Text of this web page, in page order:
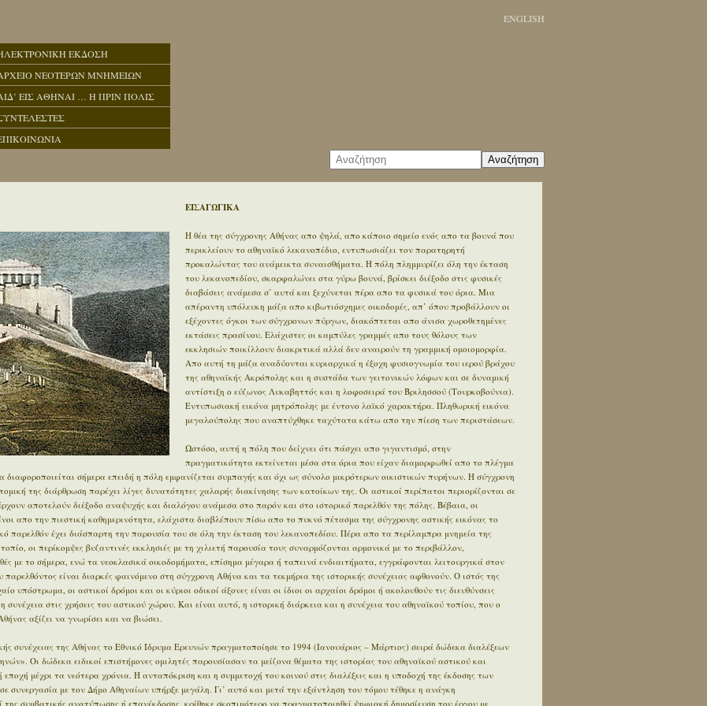
ENGLISH
ΕΚΔΟΣΗ
ΝΕΟΤΕΡΩΝ ΜΝΗΜΕΙΩΝ
ΕΙΣ ΑΘΗΝΑΙ … Η ΠΡΙΝ ΠΟΛΙΣ
Αναζήτηση
ΕΙΣΑΓΩΓΙΚΑ
Η θέα της σύγχρονης Αθήνας απο ψηλά, απο κάποιο σημείο ενός απο τα βουνά που
περικλείουν το αθηναϊκό λεκανοπέδιο, εντυπωσιάζει τον παρατηρητή
προκαλώντας του ανάμεικτα συναισθήματα. Η πόλη πλημμυρίζει όλη την έκταση
του λεκανοπεδίου, σκαρφαλώνει στα γύρω βουνά, βρίσκει διέξοδο στις φυσικές
διαβάσεις ανάμεσα σ’ αυτά και ξεχύνεται πέρα απο τα φυσικά του όρια. Μια
απέραντη υπόλευκη μάζα απο κιβωτιόσχημες οικοδομές, απ’ όπου προβάλλουν οι
εξέχοντες όγκοι των σύγχρονων πύργων, διακόπτεται απο άνισα χωροθετημένες
εκτάσεις πρασίνου. Ελάχιστες οι καμπύλες γραμμές απο τους θόλους των
εκκλησιών ποικίλλουν διακριτικά αλλά δεν αναιρούν τη γραμμική ομοιομορφία.
Απο αυτή τη μάζα αναδύονται κυριαρχικά η έξοχη φυσιογνωμία του ιερού βράχου
της αθηναϊκής Ακρόπολης και η συστάδα των γειτονικών λόφων και σε δυναμική
αντίστιξη ο εύζωνος Λυκαβηττός και η λοφοσειρά του Βριλησσού (Τουρκοβούνια).
Εντυπωσιακή εικόνα μητρόπολης με έντονο λαϊκό χαρακτήρα. Πληθωρική εικόνα
μεγαλούπολης που αναπτύχθηκε ταχύτατα κάτω απο την πίεση των περιστάσεων.
Ωστόσο, αυτή η πόλη που δείχνει ότι πάσχει απο γιγαντισμό, στην
πραγματικότητα εκτείνεται μέσα στα όρια που είχαν διαμορφωθεί απο το πλέγμα
σήμερα επειδή η πόλη εμφανίζεται συμπαγής και όχι ως σύνολο μικρότερων οικιστικών πυρήνων. Η σύγχρονη
της διάρθρωση παρέχει λίγες δυνατότητες χαλαρής διακίνησης των κατοίκων της. Οι αστικοί περίπατοι περιορίζονται σε
αποτελούν διέξοδο αναψυχής και διαλόγου ανάμεσα στο παρόν και στο ιστορικό παρελθόν της πόλης. Βέβαια, οι
απο την πιεστική καθημερινότητα, ελάχιστα διαβλέπουν πίσω απο το πυκνό πέτασμα της σύγχρονης αστικής εικόνας το
παρελθόν έχει διάσπαρτη την παρουσία του σε όλη την έκταση του λεκανοπεδίου. Πέρα απο τα περίλαμπρα μνημεία της
οι περίκομψες βυζαντινές εκκλησιές με τη χιλιετή παρουσία τους συναρμόζονται αρμονικά με το περιβάλλον,
με το σήμερα, ενώ τα νεοκλασικά οικοδομήματα, επίσημα μέγαρα ή ταπεινά ενδιαιτήματα, εγγράφονται λειτουργικά στον
είναι διαρκές φαινόμενο στη σύγχρονη Αθήνα και τα τεκμήρια της ιστορικής συνέχειας αφθονούν. Ο ιστός της
υπόστρωμα, οι αστικοί δρόμοι και οι κύριοι οδικοί άξονες είναι οι ίδιοι οι αρχαίοι δρόμοι ή ακολουθούν τις διευθύνσεις
συνέχεια στις χρήσεις του αστικού χώρου. Και είναι αυτό, η ιστορική διάρκεια και η συνέχεια του αθηναϊκού τοπίου, που ο
αξίζει να γνωρίσει και να βιώσει.
συνέχειας της Αθήνας το Εθνικό Ίδρυμα Ερευνών πραγματοποίησε το 1994 (Ιανουάριος – Μάρτιος) σειρά δώδεκα διαλέξεων
Οι δώδεκα ειδικοί επιστήμονες ομιλητές παρουσίασαν τα μείζονα θέματα της ιστορίας του αθηναϊκού αστικού και
μέχρι τα νεότερα χρόνια. Η ανταπόκριση και η συμμετοχή του κοινού στις διαλέξεις και η υποδοχή της έκδοσης των
συνεργασία με τον Δήμο Αθηναίων υπήρξε μεγάλη. Γι’ αυτό και μετά την εξάντληση του τόμου τέθηκε η ανάγκη
συμβατικής ανατύπωσης ή επανέκδοσης, κρίθηκε σκοπιμότερο να πραγματοποιηθεί ψηφιακή δημοσίευση του έργου με